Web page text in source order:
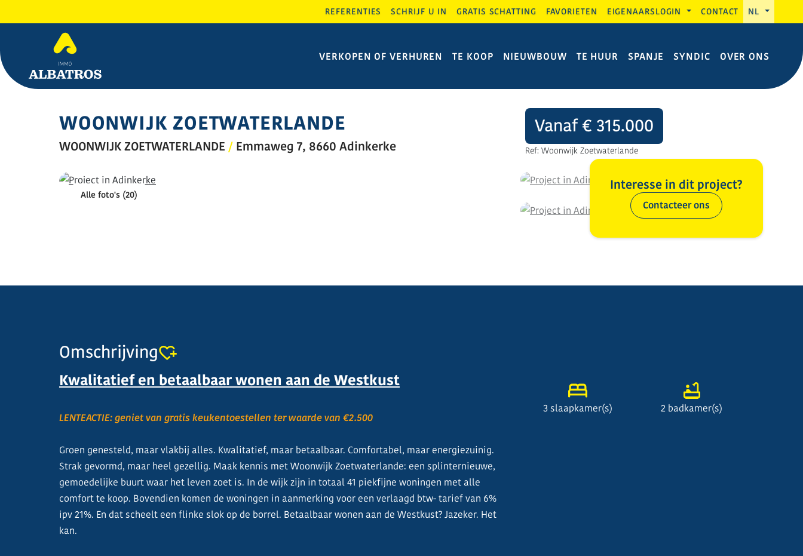
REFERENTIES SCHRIJF U IN GRATIS SCHATTING FAVORIETEN EIGENAARSLOGIN CONTACT NL
VERKOPEN OF VERHUREN TE KOOP NIEUWBOUW TE HUUR SPANJE SYNDIC OVER ONS
WOONWIJK ZOETWATERLANDE
WOONWIJK ZOETWATERLANDE / Emmaweg 7, 8660 Adinkerke
Vanaf € 315.000
Ref: Woonwijk Zoetwaterlande
Alle foto's (20)
Interesse in dit project?
Contacteer ons
Omschrijving
Kwalitatief en betaalbaar wonen aan de Westkust
LENTEACTIE: geniet van gratis keukentoestellen ter waarde van €2.500
Groen genesteld, maar vlakbij alles. Kwalitatief, maar betaalbaar. Comfortabel, maar energiezuinig.
Strak gevormd, maar heel gezellig. Maak kennis met Woonwijk Zoetwaterlande: een splinternieuwe,
gemoedelijke buurt waar het leven zoet is. In de wijk zijn in totaal 41 piekfijne woningen met alle
comfort te koop. Bovendien komen de woningen in aanmerking voor een verlaagd btw- tarief van 6%
ipv 21%. En dat scheelt een flinke slok op de borrel. Betaalbaar wonen aan de Westkust? Jazeker. Het
kan.
3 slaapkamer(s) 2 badkamer(s)